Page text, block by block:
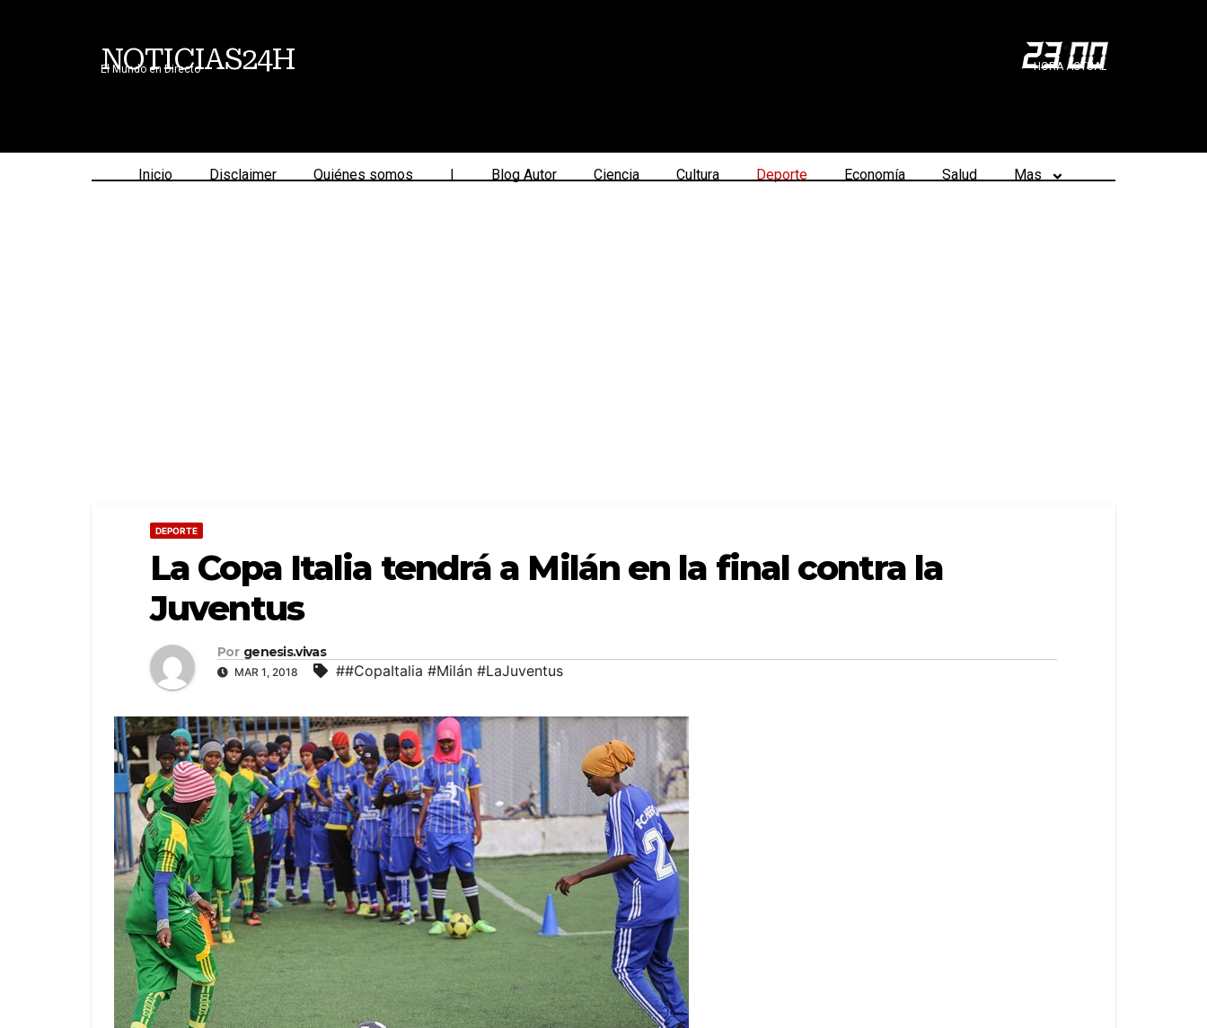
NOTICIAS24H
El Mundo en Directo 23:00
HORA ACTUAL
Inicio Disclaimer Quiénes somos | Blog Autor Ciencia Cultura Deporte Economía Salud Mas
DEPORTE
La Copa Italia tendrá a Milán en la final contra la
Juventus
Por genesis.vivas
MAR 1, 2018 ##CopaItalia #Milán #LaJuventus